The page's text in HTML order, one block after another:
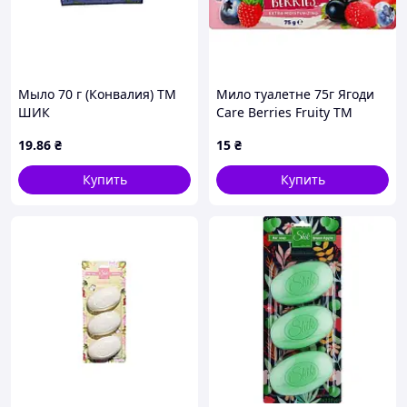
Мыло 70 г (Конвалия) ТМ
ШИК
19.86 ₴
Купить
Мило туалетне 75г Ягоди
Care Berries Fruity ТМ
15 ₴
Купить